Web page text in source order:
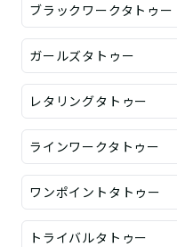
ブラックワークタトゥー
ガールズタトゥー
レタリングタトゥー
ラインワークタトゥー
ワンポイントタトゥー
トライバルタトゥー